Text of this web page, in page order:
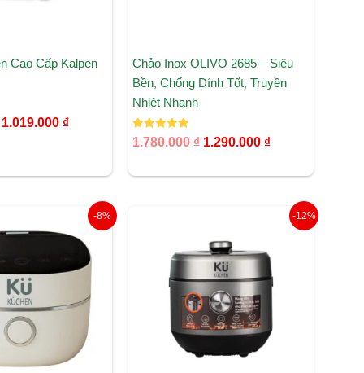
Cao Cấp Kalpen
1.019.000 ₫
Chảo Inox OLIVO 2685 – Siêu
Bền, Chống Dính Tốt, Truyền
Nhiệt Nhanh
Được xếp
hạng
1.780.000₫ 1.290.000 ₫
-8%
gốc
4.350.000 ₫.
Giá
hiện
tại
-12%
là:
9.650.000 ₫.
Giá
hiện
là:
8.500.000 ₫.